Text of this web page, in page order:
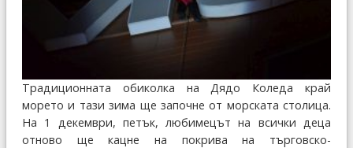
Традиционната обиколка на Дядо Коледа край
морето и тази зима ще започне от морската столица.
На 1 декември, петък, любимецът на всички деца
отново ще кацне на покрива на търговско-